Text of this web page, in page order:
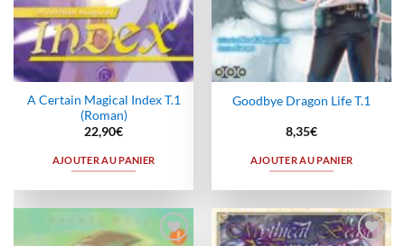
A Certain Magical Index T.1
(Roman)
22,90€
AJOUTER AU PANIER
Goodbye Dragon Life T.1
8,35€
AJOUTER AU PANIER